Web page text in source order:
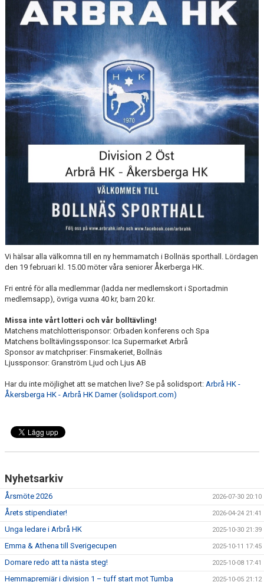
MATCHER
AHK SHOPEN
AHK PÅ FACEBOOK
DOKUMENTARKIV
Vi hälsar alla välkomna till en ny hemmamatch i Bollnäs sporthall. Lördagen
den 19 februari kl. 15.00 möter våra seniorer Åkerberga HK.
Fri entré för alla medlemmar (ladda ner medlemskort i Sportadmin
medlemsapp), övriga vuxna 40 kr, barn 20 kr.
Missa inte vårt lotteri och vår bolltävling!
Matchens matchlotterisponsor: Orbaden konferens och Spa
Matchens bolltävlingssponsor: Ica Supermarket Arbrå
Sponsor av matchpriser: Finsmakeriet, Bollnäs
Ljussponsor: Granström Ljud och Ljus AB
Har du inte möjlighet att se matchen live? Se på solidsport: Arbrå HK -
Åkersberga HK - Arbrå HK Damer (solidsport.com)
Nyhetsarkiv
Årsmöte 2026 2026-07-30 20:10
Årets stipendiater! 2026-04-24 21:41
Unga ledare i Arbrå HK 2025-10-30 21:39
Emma & Athena till Sverigecupen 2025-10-11 17:45
Domare redo att ta nästa steg! 2025-10-08 17:41
Hemmapremiär i division 1 – tuff start mot Tumba 2025-10-05 21:12